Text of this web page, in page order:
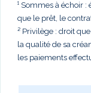
¹ Sommes à échoir
que le prêt, le
² Privilège : droit
la qualité de sa
les paiements